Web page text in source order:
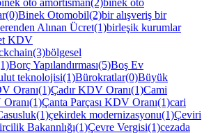
Binek Otomobil(2)bir alışveriş bir
Alınan Ücret(1)birleşik kurumlar
KDV
bölgesel
Borç Yapılandırması(5)Boş Ev
teknolojisi(1)Bürokratlar(0)Büyük
Oranı(1)Çadır KDV Oranı(1)Cami
Çanta Parçası KDV Oranı(1)cari
çekirdek modernizasyonu(1)Çeviri
Bakannlığı(1)Çevre Vergisi(1)cezada